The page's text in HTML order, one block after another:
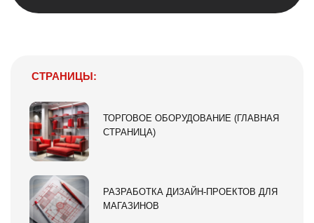
СТРАНИЦЫ:
ТОРГОВОЕ ОБОРУДОВАНИЕ (ГЛАВНАЯ
СТРАНИЦА)
РАЗРАБОТКА ДИЗАЙН-ПРОЕКТОВ ДЛЯ
МАГАЗИНОВ